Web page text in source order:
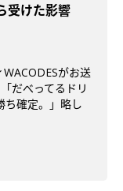
受けた影響
がお送
だべってるドリ
確定。」略し